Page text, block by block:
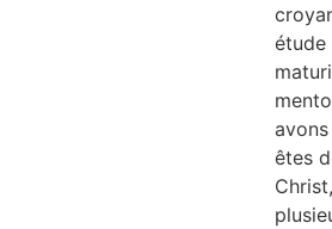
étude
êtes